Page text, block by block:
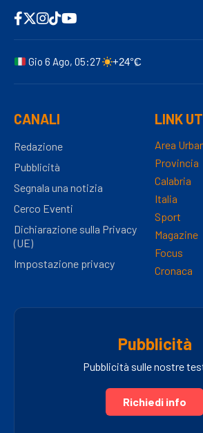
Gio 6 Ago, 05:27 +24°C
CANALI
Redazione
Pubblicità
Segnala una notizia
Cerco Eventi
Dichiarazione sulla Privacy
(UE)
Impostazione privacy
LINK
Area
Provincia
Calabria
Italia
Sport
Magazine
Focus
Cronaca
Pubblicità
Pubblicità sulle nostre
Richiedi info